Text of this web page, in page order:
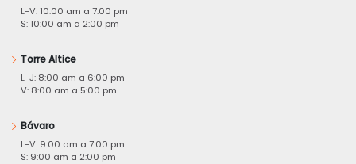
L-V: 10:00 am a 7:00 pm
S: 10:00 am a 2:00 pm
Torre Altice
L-J: 8:00 am a 6:00 pm
V: 8:00 am a 5:00 pm
Bávaro
L-V: 9:00 am a 7:00 pm
S: 9:00 am a 2:00 pm